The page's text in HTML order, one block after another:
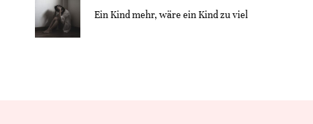
Ein Kind mehr, wäre ein Kind zu viel